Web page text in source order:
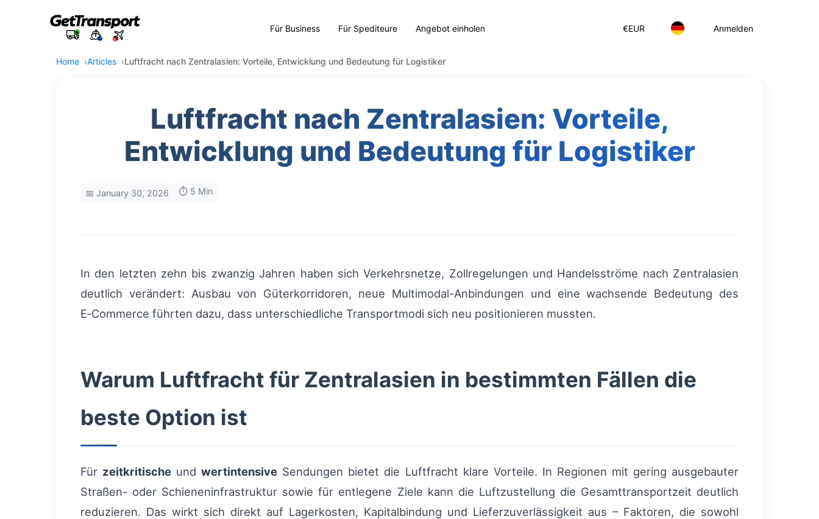
€EUR Anmelden
Für Business Für Spediteure Angebot einholen
Home Articles Luftfracht nach Zentralasien: Vorteile, Entwicklung und Bedeutung für Logistiker
Luftfracht nach Zentralasien: Vorteile,
Entwicklung und Bedeutung für Logistiker
📅 January 30, 2026 ⏱️ 5 Min
In den letzten zehn bis zwanzig Jahren haben sich Verkehrsnetze, Zollregelungen und Handelsströme nach Zentralasien
deutlich verändert: Ausbau von Güterkorridoren, neue Multimodal-Anbindungen und eine wachsende Bedeutung des
E‑Commerce führten dazu, dass unterschiedliche Transportmodi sich neu positionieren mussten.
Warum Luftfracht für Zentralasien in bestimmten Fällen die
beste Option ist
Für zeitkritische undwertintensive Sendungen bietet die Luftfracht klare Vorteile. In Regionen mit gering ausgebauter
Straßen- oder Schieneninfrastruktur sowie für entlegene Ziele kann die Luftzustellung die Gesamttransportzeit deutlich
reduzieren. Das wirkt sich direkt auf Lagerkosten, Kapitalbindung und Lieferzuverlässigkeit aus – Faktoren, die sowohl